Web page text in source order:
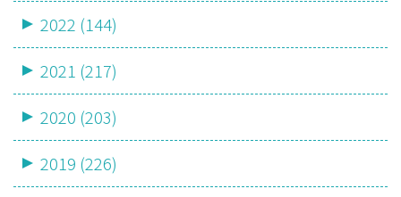
2022 (144)
2021 (217)
2020 (203)
2019 (226)